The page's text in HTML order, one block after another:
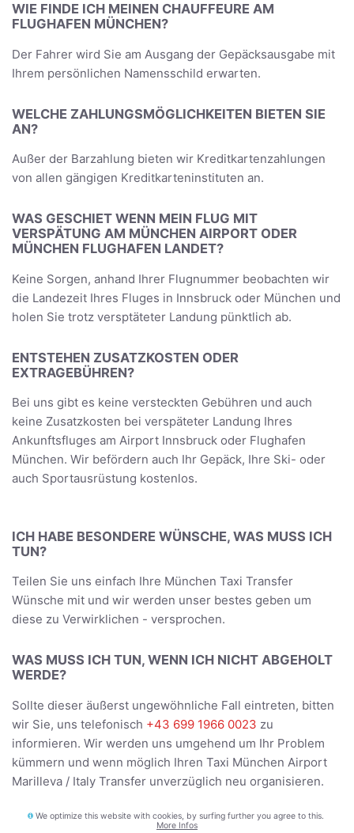
WIE FINDE ICH MEINEN CHAUFFEURE AM
FLUGHAFEN MÜNCHEN?
Der Fahrer wird Sie am Ausgang der Gepäcksausgabe mit
Ihrem persönlichen Namensschild erwarten.
WELCHE ZAHLUNGSMÖGLICHKEITEN BIETEN SIE
AN?
Außer der Barzahlung bieten wir Kreditkartenzahlungen
von allen gängigen Kreditkarteninstituten an.
WAS GESCHIET WENN MEIN FLUG MIT
VERSPÄTUNG AM MÜNCHEN AIRPORT ODER
MÜNCHEN FLUGHAFEN LANDET?
Keine Sorgen, anhand Ihrer Flugnummer beobachten wir
die Landezeit Ihres Fluges in Innsbruck oder München und
holen Sie trotz versptäteter Landung pünktlich ab.
ENTSTEHEN ZUSATZKOSTEN ODER
EXTRAGEBÜHREN?
Bei uns gibt es keine versteckten Gebühren und auch
keine Zusatzkosten bei verspäteter Landung Ihres
Ankunftsfluges am Airport Innsbruck oder Flughafen
München. Wir befördern auch Ihr Gepäck, Ihre Ski- oder
auch Sportausrüstung kostenlos.
ICH HABE BESONDERE WÜNSCHE, WAS MUSS ICH
TUN?
Teilen Sie uns einfach Ihre München Taxi Transfer
Wünsche mit und wir werden unser bestes geben um
diese zu Verwirklichen - versprochen.
WAS MUSS ICH TUN, WENN ICH NICHT ABGEHOLT
WERDE?
Sollte dieser äußerst ungewöhnliche Fall eintreten, bitten
wir Sie, uns telefonisch +43 699 1966 0023 zu
informieren. Wir werden uns umgehend um Ihr Problem
kümmern und wenn möglich Ihren Taxi München Airport
Marilleva / Italy Transfer unverzüglich neu organisieren.
BEFÖRDERT DER FAHRER UNS DIREKT ZUR
We optimize this website with cookies, by surfing further you agree to this.
More Infos